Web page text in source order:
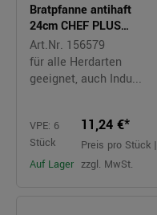
Bratpfanne antihaft
24cm CHEF PLUS
Aluminium
Art.Nr. 156579
für alle Herdarten
geeignet, auch Indu...
VPE: 6
Stück
Auf Lager
11,24 €*
Preis pro Stück |
zzgl. MwSt.